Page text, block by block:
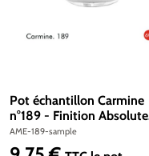
Pot échantillon Carmine
n°189 - Finition Absolute
Matt Emulsion
AME-189-sample